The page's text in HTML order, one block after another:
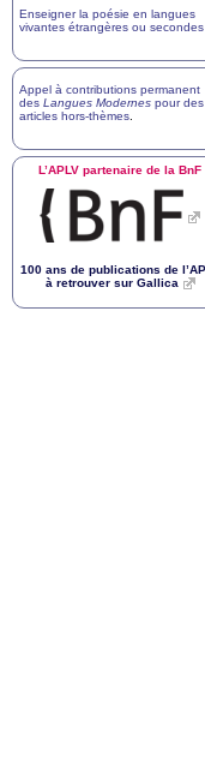
Enseigner la poésie en langues
vivantes étrangères ou secondes
Appel à contributions permanent
des Langues Modernes pour des
articles hors-thèmes
L’APLV partenaire de la BnF
100 ans de publications de l’
à retrouver sur Gallica